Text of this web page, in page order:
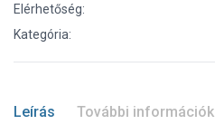
Elérhetőség:
Kategória:
Leírás További információk